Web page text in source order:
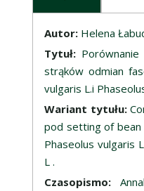
Opis
Autor: Helena
Tytuł:
strąków odmian
vulgaris L.i
Wariant tytułu:
pod setting of
Phaseolus vulgaris
L .
Czasopismo: